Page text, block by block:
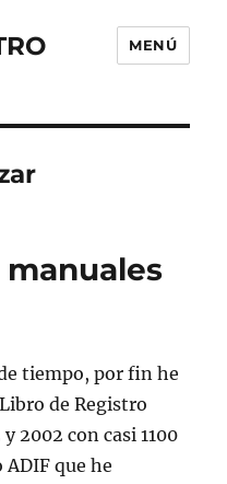
MENÚ
tiempo, por fin he
de Registro
2002 con casi 1100
ADIF que he